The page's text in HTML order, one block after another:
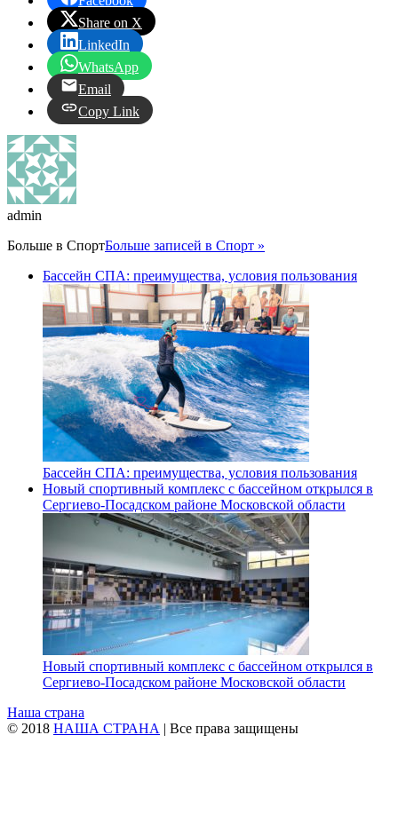
Share on X
LinkedIn
WhatsApp
Email
Copy Link
admin
Больше в СпортБольше записей в Спорт »
Бассейн СПА: преимущества, условия пользования
Бассейн СПА: преимущества, условия пользования
Новый спортивный комплекс с бассейном открылся в
Сергиево‑Посадском районе Московской области
Новый спортивный комплекс с бассейном открылся в
Сергиево‑Посадском районе Московской области
Наша страна
© 2018 НАША СТРАНА | Все права защищены